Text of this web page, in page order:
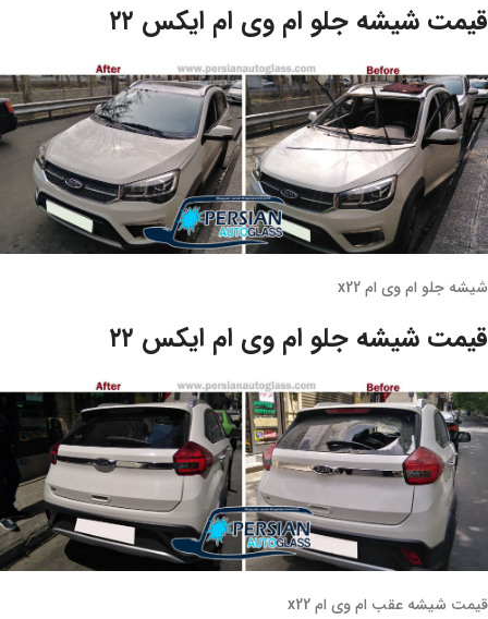
قیمت شیشه جلو ام وی ام ایکس ۲۲
شیشه جلو ام وی ام x22
قیمت شیشه جلو ام وی ام ایکس ۲۲
قیمت شیشه عقب ام وی ام x22